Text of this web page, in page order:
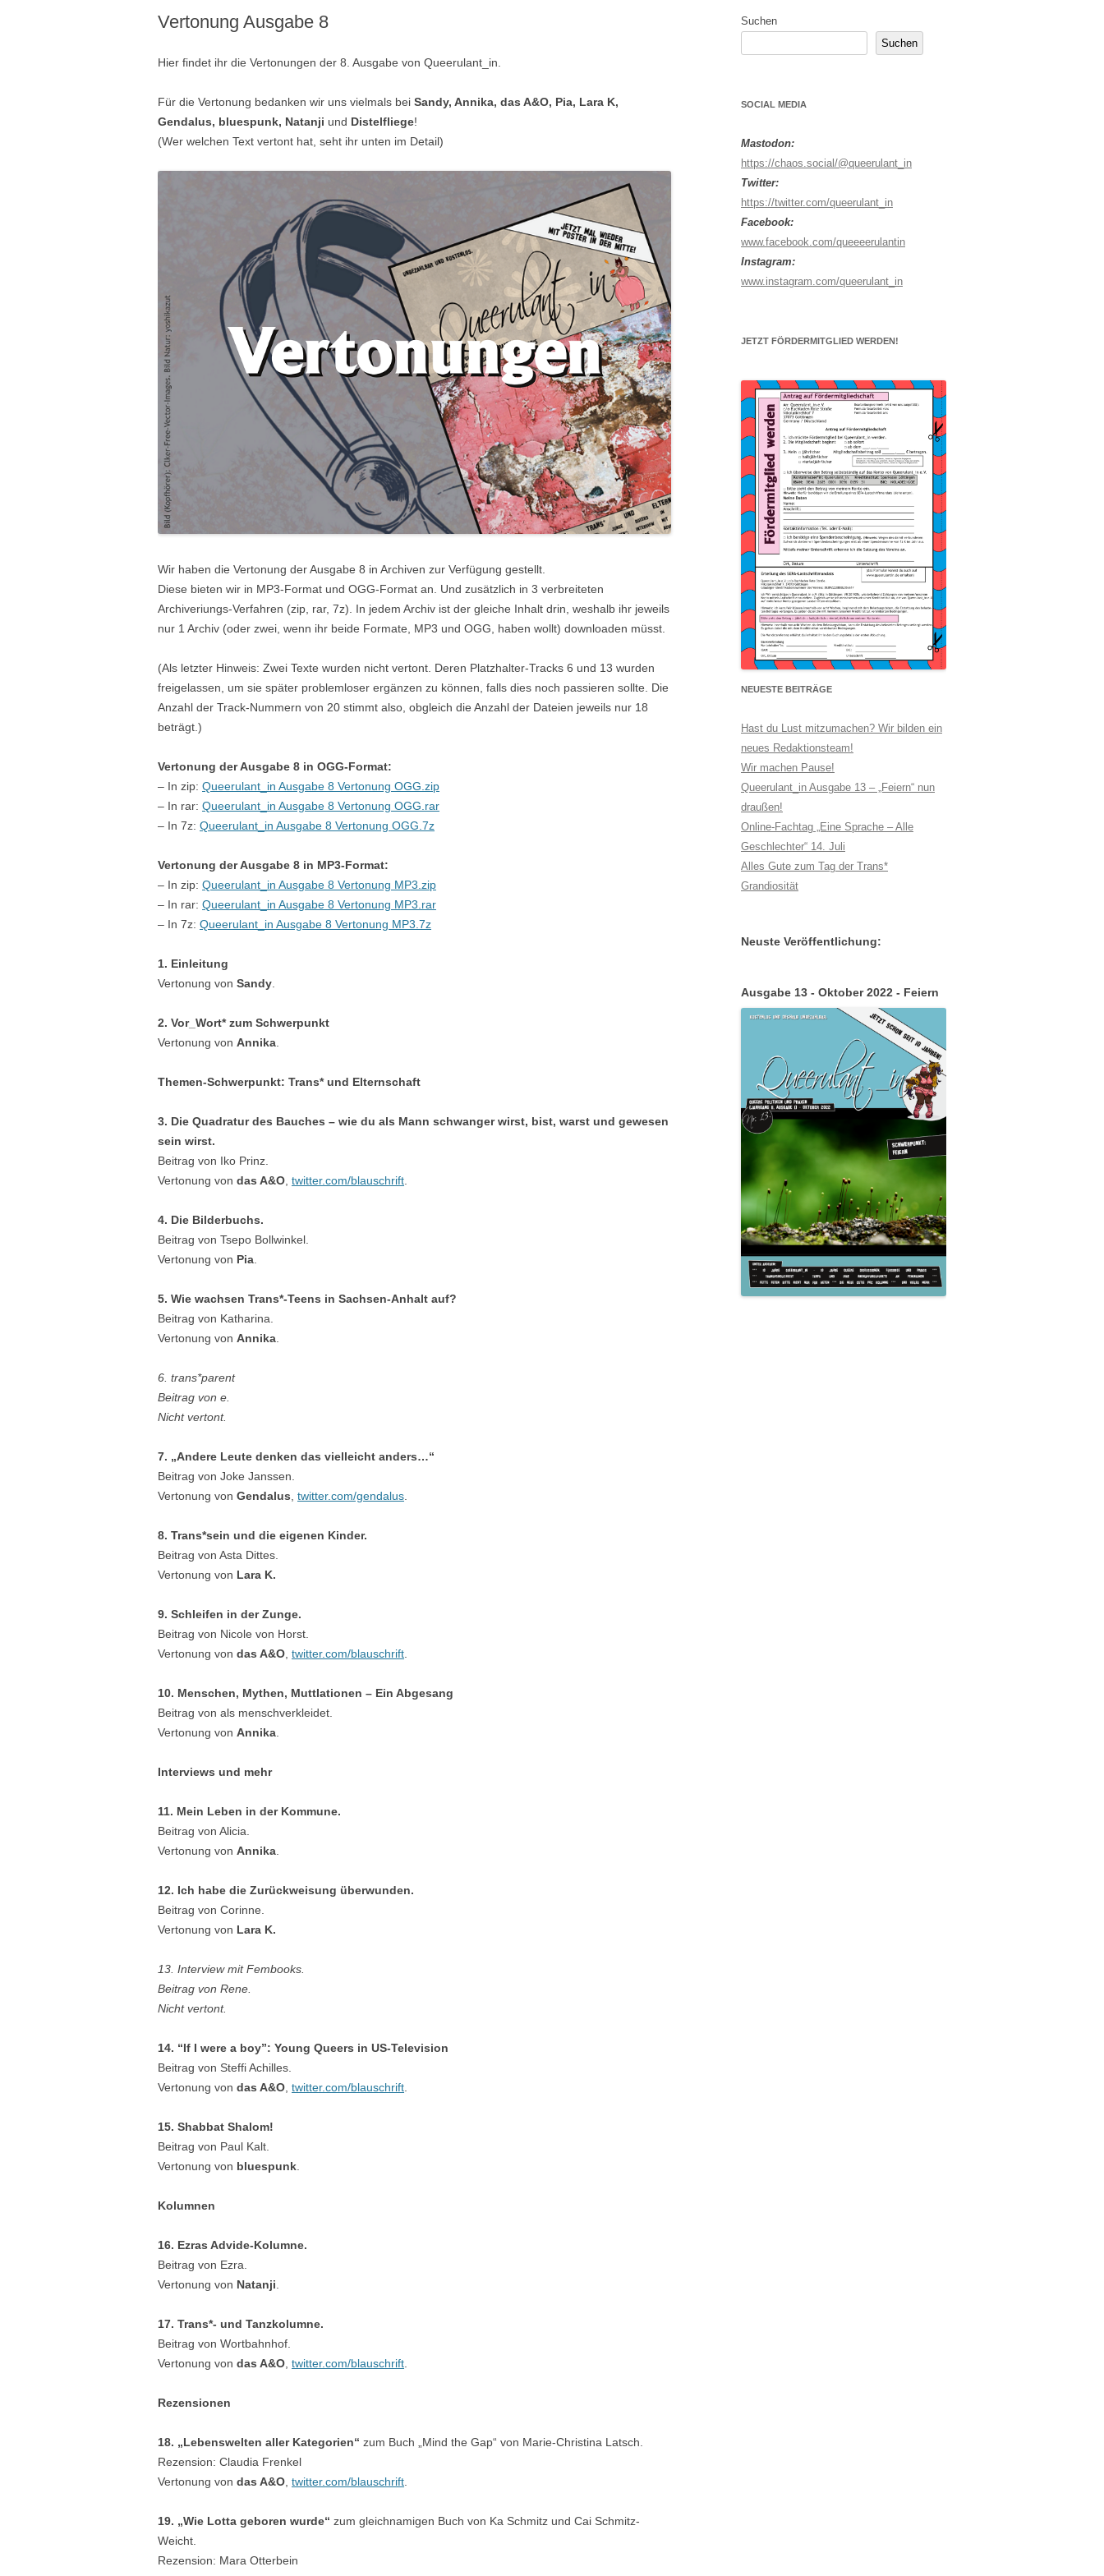
(TRANS* UND ELTERNSCHAFT)
QUEERULANT_IN AUSGABE 7
QUEERULANT_IN AUSGABE 5
(KEIN SCHWERPUNKT)
QUEERULANT_IN AUSGABE 4
(KEIN SCHWERPUNKT)
QUEERULANT_IN AUSGABE 3
(TRANS* UND
GESCHLECHTSIDENTITÄT)
QUEERULANT_IN AUSGABE 2
(CSD UND OSTEUROPA)
QUEERULANT_IN AUSGABE 1
(KEIN SCHWERPUNKT)
Vertonung Ausgabe 8
Hier findet ihr die Vertonungen der 8. Ausgabe von Queerulant_in.
Für die Vertonung bedanken wir uns vielmals bei Sandy, Annika, das A&O, Pia, Lara K,
Gendalus, bluespunk, Natanji und Distelfliege!
(Wer welchen Text vertont hat, seht ihr unten im Detail)
Wir haben die Vertonung der Ausgabe 8 in Archiven zur Verfügung gestellt.
Diese bieten wir in MP3-Format und OGG-Format an. Und zusätzlich in 3 verbreiteten
Archiveriungs-Verfahren (zip, rar, 7z). In jedem Archiv ist der gleiche Inhalt drin, weshalb ihr jeweils
nur 1 Archiv (oder zwei, wenn ihr beide Formate, MP3 und OGG, haben wollt) downloaden müsst.
(Als letzter Hinweis: Zwei Texte wurden nicht vertont. Deren Platzhalter-Tracks 6 und 13 wurden
freigelassen, um sie später problemloser ergänzen zu können, falls dies noch passieren sollte. Die
Anzahl der Track-Nummern von 20 stimmt also, obgleich die Anzahl der Dateien jeweils nur 18
beträgt.)
Vertonung der Ausgabe 8 in OGG-Format:
– In zip: Queerulant_in Ausgabe 8 Vertonung OGG.zip
– In rar: Queerulant_in Ausgabe 8 Vertonung OGG.rar
– In 7z: Queerulant_in Ausgabe 8 Vertonung OGG.7z
Vertonung der Ausgabe 8 in MP3-Format:
– In zip: Queerulant_in Ausgabe 8 Vertonung MP3.zip
– In rar: Queerulant_in Ausgabe 8 Vertonung MP3.rar
– In 7z: Queerulant_in Ausgabe 8 Vertonung MP3.7z
1. Einleitung
Vertonung von Sandy
2. Vor_Wort* zum Schwerpunkt
Vertonung von Annika
Themen-Schwerpunkt: Trans* und Elternschaft
3. Die Quadratur des Bauches – wie du als Mann schwanger wirst, bist, warst und gewesen
sein wirst.
Beitrag von Iko Prinz.
Vertonung von das A&O twitter.com/blauschrift
4. Die Bilderbuchs.
Beitrag von Tsepo Bollwinkel.
Vertonung von Pia
5. Wie wachsen Trans*-Teens in Sachsen-Anhalt auf?
Beitrag von Katharina.
Vertonung von Annika
6. trans*parent
Beitrag von e.
Nicht vertont.
7. „Andere Leute denken das vielleicht anders…“
Beitrag von Joke Janssen.
Vertonung von Gendalus twitter.com/gendalus
8. Trans*sein und die eigenen Kinder.
Beitrag von Asta Dittes.
Vertonung von Lara K.
9. Schleifen in der Zunge.
Beitrag von Nicole von Horst.
Vertonung von das A&O twitter.com/blauschrift
10. Menschen, Mythen, MuttIationen – Ein Abgesang
Beitrag von als menschverkleidet.
Vertonung von Annika
Interviews und mehr
11. Mein Leben in der Kommune.
Beitrag von Alicia.
Vertonung von Annika
12. Ich habe die Zurückweisung überwunden.
Beitrag von Corinne.
Vertonung von Lara K.
13. Interview mit Fembooks.
Beitrag von Rene.
Nicht vertont.
14. “If I were a boy”: Young Queers in US-Television
Beitrag von Steffi Achilles.
Vertonung von das A&O twitter.com/blauschrift
15. Shabbat Shalom!
Beitrag von Paul Kalt.
Vertonung von bluespunk
Kolumnen
16. Ezras Advide-Kolumne.
Beitrag von Ezra.
Vertonung von Natanji
17. Trans*- und Tanzkolumne.
Beitrag von Wortbahnhof.
Vertonung von das A&O twitter.com/blauschrift
Rezensionen
18. „Lebenswelten aller Kategorien“ zum Buch „Mind the Gap“ von Marie-Christina Latsch.
Rezension: Claudia Frenkel
Vertonung von das A&O twitter.com/blauschrift
19. „Wie Lotta geboren wurde“ zum gleichnamigen Buch von Ka Schmitz und Cai Schmitz-
Weicht.
Rezension: Mara Otterbein
Suchen
Suchen
SOCIAL MEDIA
Mastodon:
https://chaos.social/@queerulant_in
Twitter:
https://twitter.com/queerulant_in
Facebook:
www.facebook.com/queeeerulantin
Instagram:
www.instagram.com/queerulant_in
JETZT FÖRDERMITGLIED WERDEN!
NEUESTE BEITRÄGE
Hast du Lust mitzumachen? Wir bilden ein
neues Redaktionsteam!
Wir machen Pause!
Queerulant_in Ausgabe 13 – „Feiern“ nun
draußen!
Online-Fachtag „Eine Sprache – Alle
Geschlechter“ 14. Juli
Alles Gute zum Tag der Trans*
Grandiosität
Neuste Veröffentlichung:
Ausgabe 13 - Oktober 2022 - Feiern